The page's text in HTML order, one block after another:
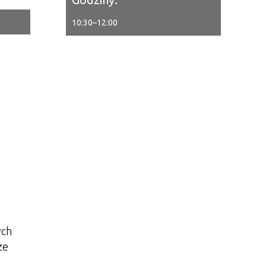
10:30–12:00